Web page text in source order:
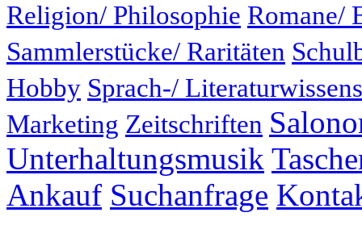
Religion/ Philosophie Romane/
Sammlerstücke/ Raritäten
Hobby Sprach-/
Marketing Zeitschriften
Unterhaltungsmusik
Ankauf Suchanfrage